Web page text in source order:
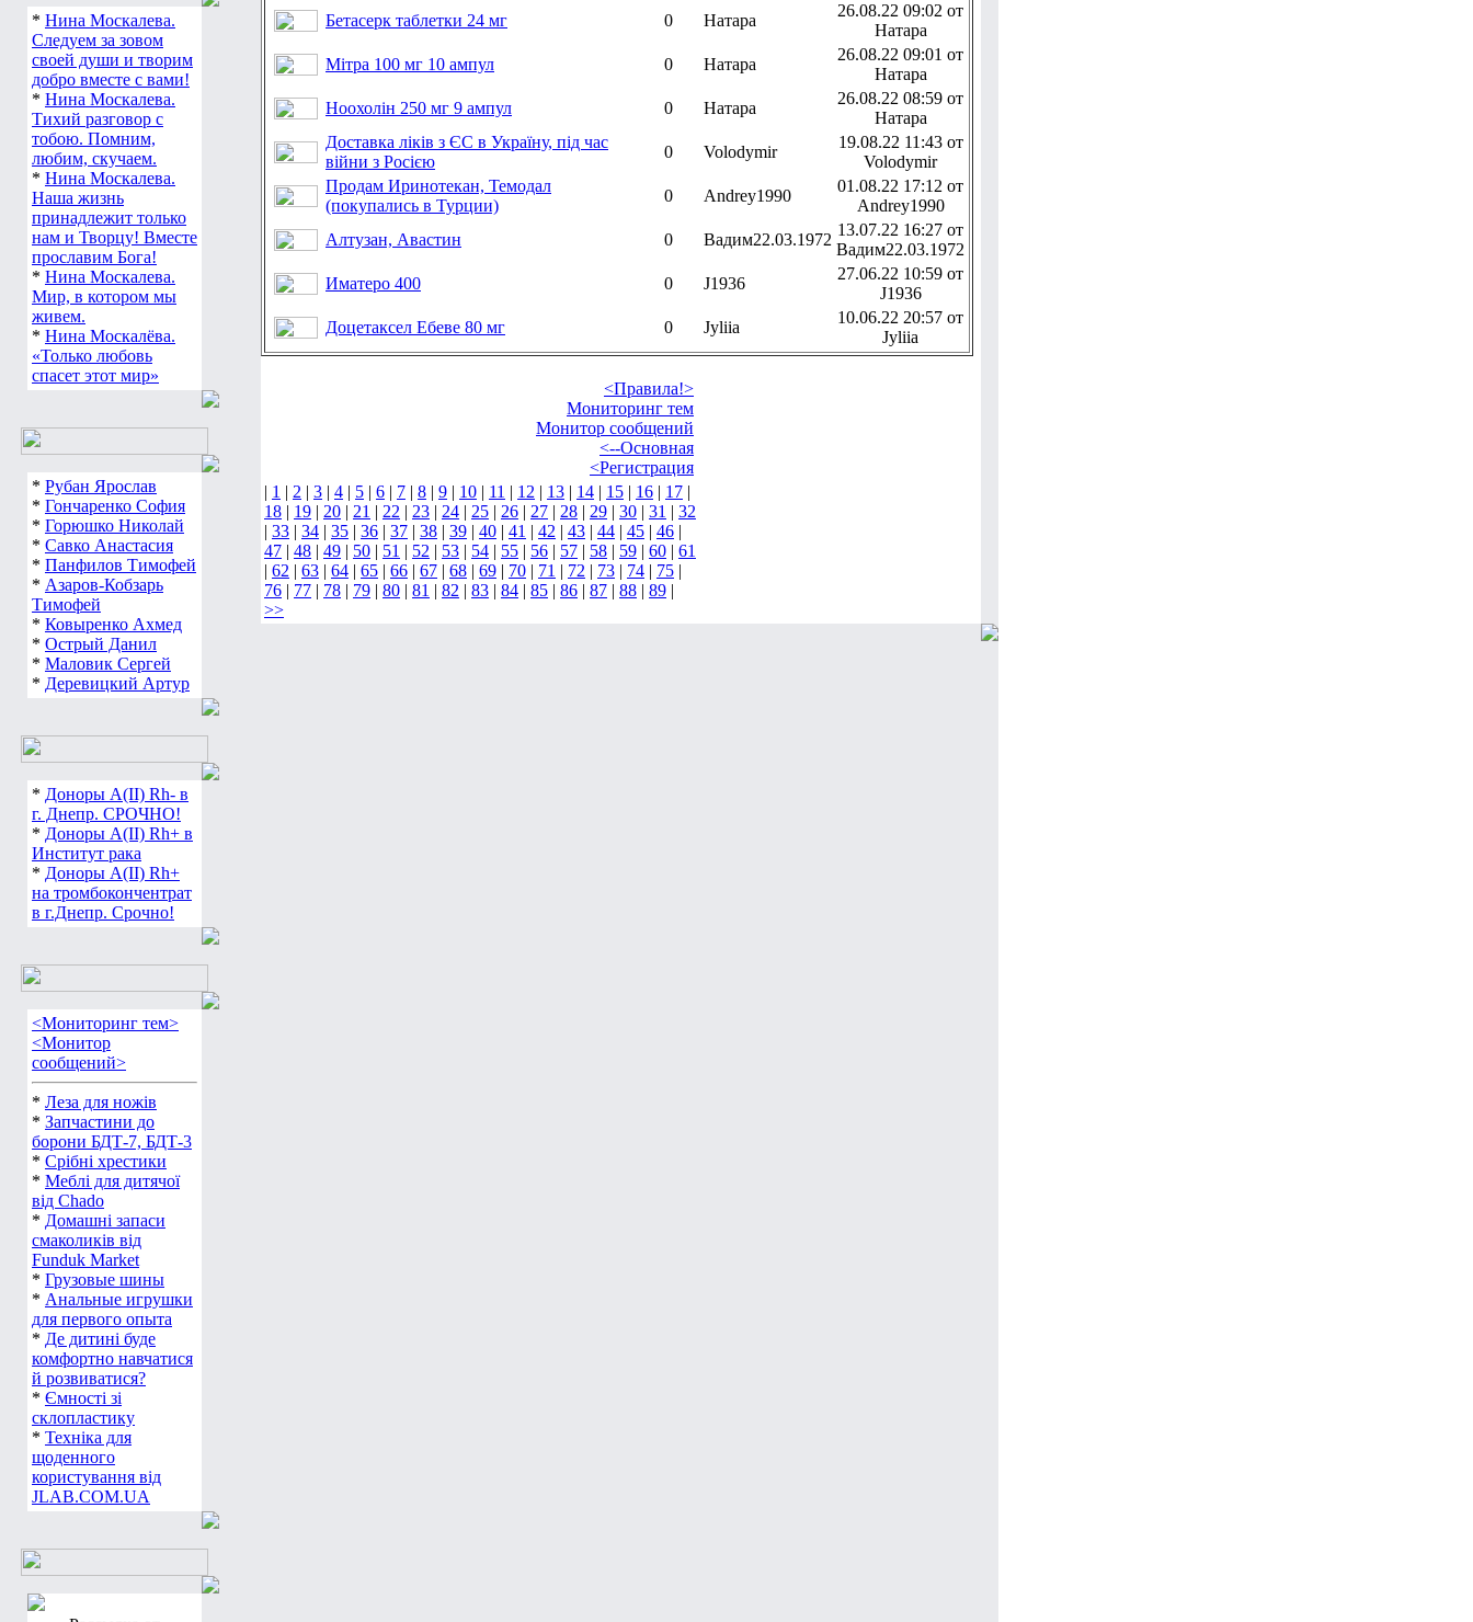
* Нина Москалева.
Следуем за зовом
своей души и творим
добро вместе с вами!
* Нина Москалева.
Тихий разговор с
тобою. Помним,
любим, скучаем.
* Нина Москалева.
Наша жизнь
принадлежит только
нам и Творцу! Вместе
прославим Бога!
* Нина Москалева.
Мир, в котором мы
живем.
* Нина Москалёва.
«Только любовь
спасет этот мир»
* Рубан Ярослав
* Гончаренко София
* Горюшко Николай
* Савко Анастасия
* Панфилов Тимофей
* Азаров-Кобзарь
Тимофей
* Ковыренко Ахмед
* Острый Данил
* Маловик Сергей
* Деревицкий Артур
* Доноры А(ІІ) Rh- в
г. Днепр. СРОЧНО!
* Доноры А(ІІ) Rh+ в
Институт рака
* Доноры А(ІІ) Rh+
на тромбокончентрат
в г.Днепр. Срочно!
<Мониторинг тем>
<Монитор
сообщений>
* Леза для ножів
* Запчастини до
борони БДТ-7, БДТ-3
* Срібні хрестики
* Меблі для дитячої
від Chado
* Домашні запаси
смаколиків від
Funduk Market
* Грузовые шины
* Анальные игрушки
для первого опыта
* Де дитині буде
комфортно навчатися
й розвиватися?
* Ємності зі
склопластику
* Техніка для
щоденного
користування від
JLAB.COM.UA
Бетасерк таблетки 24 мг
0 Натара
26.08.22 09:02 от
Натара
Мітра 100 мг 10 ампул
0 Натара
26.08.22 09:01 от
Натара
Ноохолін 250 мг 9 ампул
0 Натара
26.08.22 08:59 от
Натара
Доставка ліків з ЄС в Україну, під час
війни з Росією
0 Volodymir
19.08.22 11:43 от
Volodymir
Продам Иринотекан, Темодал
(покупались в Турции)
0 Andrey1990
01.08.22 17:12 от
Andrey1990
Алтузан, Авастин
0 Вадим22.03.1972
13.07.22 16:27 от
Вадим22.03.1972
Иматеро 400
0 J1936
27.06.22 10:59 от
J1936
Доцетаксел Ебеве 80 мг
0 Jyliia
10.06.22 20:57 от
Jyliia
<Правила!>
Мониторинг тем
Монитор сообщений
<--Основная
<Регистрация
| 1 | 2 | 3 | 4 | 5 | 6 | 7 | 8 | 9 | 10 | 11 | 12 | 13 | 14 | 15 | 16 | 17 |
18 | 19 | 20 | 21 | 22 | 23 | 24 | 25 | 26 | 27 | 28 | 29 | 30 | 31 | 32
| 33 | 34 | 35 | 36 | 37 | 38 | 39 | 40 | 41 | 42 | 43 | 44 | 45 | 46 |
47 | 48 | 49 | 50 | 51 | 52 | 53 | 54 | 55 | 56 | 57 | 58 | 59 | 60 | 61
| 62 | 63 | 64 | 65 | 66 | 67 | 68 | 69 | 70 | 71 | 72 | 73 | 74 | 75 |
76 | 77 | 78 | 79 | 80 | 81 | 82 | 83 | 84 | 85 | 86 | 87 | 88 | 89 |
>>